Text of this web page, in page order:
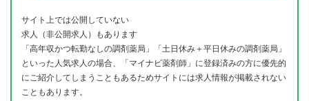
サイト上では公開していない
求人（非公開求人）もあります
「高年収かつ転勤なしの調剤薬局」「土日休み＋平日休みの調剤薬局」
といった人気求人の場合、「マイナビ薬剤師」に登録済みの方に優先的
にご紹介してしまうこともあるためサイトには求人情報が掲載されない
こともあります。